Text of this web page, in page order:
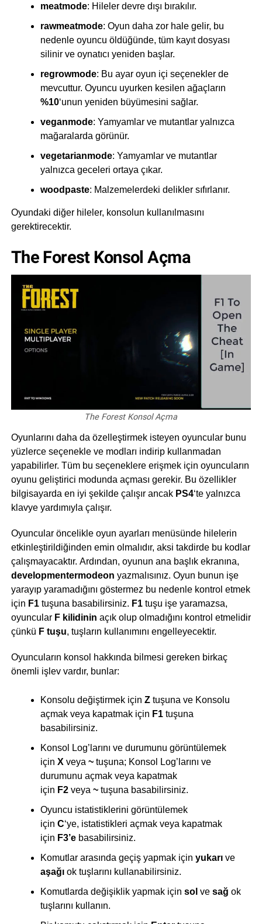
meatmode: Hileler devre dışı bırakılır.
rawmeatmode: Oyun daha zor hale gelir, bu
nedenle oyuncu öldüğünde, tüm kayıt dosyası
silinir ve oynatıcı yeniden başlar.
regrowmode: Bu ayar oyun içi seçenekler de
mevcuttur. Oyuncu uyurken kesilen ağaçların
%10‘unun yeniden büyümesini sağlar.
veganmode: Yamyamlar ve mutantlar yalnızca
mağaralarda görünür.
vegetarianmode: Yamyamlar ve mutantlar
yalnızca geceleri ortaya çıkar.
woodpaste: Malzemelerdeki delikler sıfırlanır.
Oyundaki diğer hileler, konsolun kullanılmasını
gerektirecektir.
The Forest Konsol Açma
The Forest Konsol Açma
Oyunlarını daha da özelleştirmek isteyen oyuncular bunu
yüzlerce seçenekle ve modları indirip kullanmadan
yapabilirler. Tüm bu seçeneklere erişmek için oyuncuların
oyunu geliştirici modunda açması gerekir. Bu özellikler
bilgisayarda en iyi şekilde çalışır ancak PS4‘te yalnızca
klavye yardımıyla çalışır.
Oyuncular öncelikle oyun ayarları menüsünde hilelerin
etkinleştirildiğinden emin olmalıdır, aksi takdirde bu kodlar
çalışmayacaktır. Ardından, oyunun ana başlık ekranına,
developmentermodeon yazmalısınız. Oyun bunun işe
yarayıp yaramadığını göstermez bu nedenle kontrol etmek
için F1tuşuna basabilirsiniz. F1tuşu işe yaramazsa,
oyuncular F kilidinin açık olup olmadığını kontrol etmelidir
çünkü F tuşu, tuşların kullanımını engelleyecektir.
Oyuncuların konsol hakkında bilmesi gereken birkaç
önemli işlev vardır, bunlar:
Konsolu değiştirmek için Ztuşuna ve Konsolu
açmak veya kapatmak için F1tuşuna
basabilirsiniz.
Konsol Log’larını ve durumunu görüntülemek
için Xveya ~tuşuna; Konsol Log’larını ve
durumunu açmak veya kapatmak
için F2 veya ~tuşuna basabilirsiniz.
Oyuncu istatistiklerini görüntülemek
için C‘ye, istatistikleri açmak veya kapatmak
için F3’ebasabilirsiniz.
Komutlar arasında geçiş yapmak için yukarıve
aşağıok tuşlarını kullanabilirsiniz.
Komutlarda değişiklik yapmak için sol ve sağ ok
tuşlarını kullanın.